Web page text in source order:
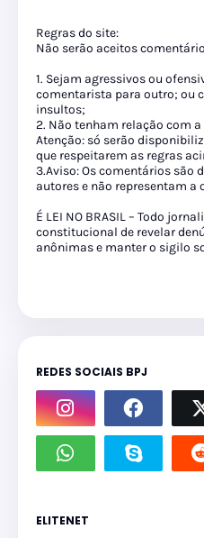
Regras do site:
Não serão aceitos
1. Sejam agressivos ou
comentarista para outro; ou
insultos;
2. Não tenham relação com
Atenção: só serão
que respeitarem as regras
3.Aviso: Os comentários são
autores e não representam a
É LEI NO BRASIL – Todo
constitucional de revelar
anônimas e manter o sigilo
REDES SOCIAIS BPJ
ELITENET